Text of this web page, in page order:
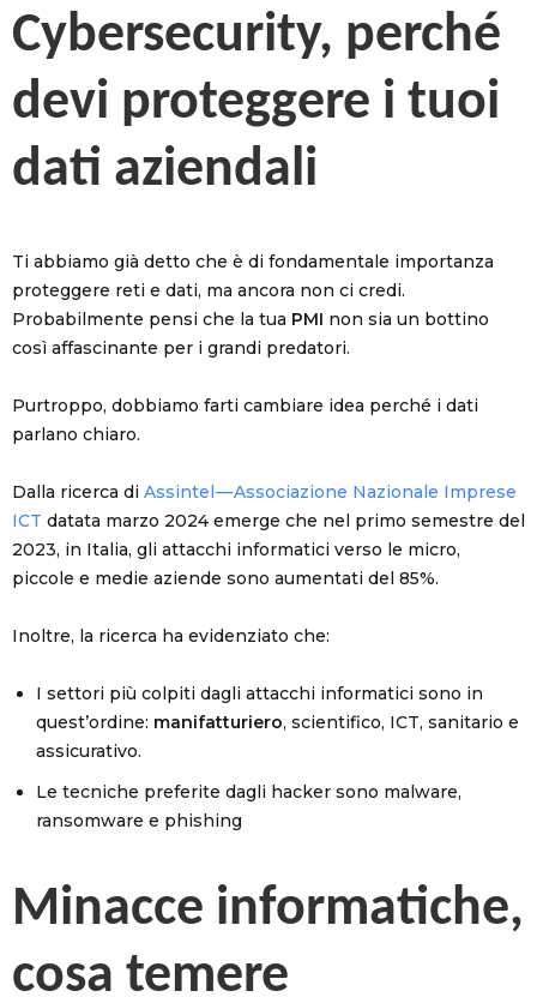
Cybersecurity, perché
devi proteggere i tuoi
dati aziendali
Ti abbiamo già detto che è di fondamentale importanza
proteggere reti e dati, ma ancora non ci credi.
Probabilmente pensi che la tua PMI non sia un bottino
così affascinante per i grandi predatori.
Purtroppo, dobbiamo farti cambiare idea perché i dati
parlano chiaro.
Dalla ricerca di Assintel — Associazione Nazionale Imprese
ICT datata marzo 2024 emerge che nel primo semestre del
2023, in Italia, gli attacchi informatici verso le micro,
piccole e medie aziende sono aumentati del 85%.
Inoltre, la ricerca ha evidenziato che:
I settori più colpiti dagli attacchi informatici sono in
quest’ordine: manifatturiero, scientifico, ICT, sanitario e
assicurativo.
Le tecniche preferite dagli hacker sono malware,
ransomware e phishing
Minacce informatiche,
cosa temere